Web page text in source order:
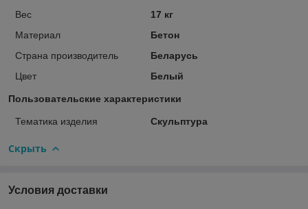
Вес
17 кг
Материал
Бетон
Страна производитель
Беларусь
Цвет
Белый
Пользовательские характеристики
Тематика изделия Скульптура
Скрыть
Условия доставки